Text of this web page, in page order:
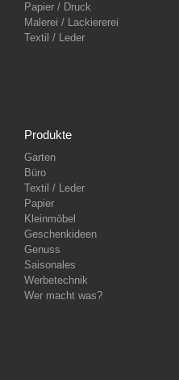
Papier / Druck
Malerei / Lackiererei
Textil / Leder
Produkte
Garten
Büro
Textil / Leder
Papier
Kleinmöbel
Geschenkideen
Genuss
Saisonales
Werbetechnik
Wer macht was?